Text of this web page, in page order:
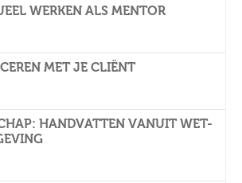
WERKEN ALS MENTOR
MET JE CLIËNT
HANDVATTEN VANUIT WET-